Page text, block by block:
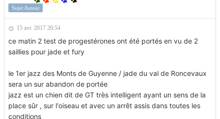
Sujet Auteur
15 avr. 2017 20:54
ce matin 2 test de progestérones ont été portés en vu de 2
saillies pour jade et fury
le 1er jazz des Monts de Guyenne / jade du val de Roncevaux
sera un sur abandon de portée
jazz est un chien dit de GT très intelligent ayant un sens de la
place sûr , sur l'oiseau et avec un arrêt assis dans toutes les
conditions